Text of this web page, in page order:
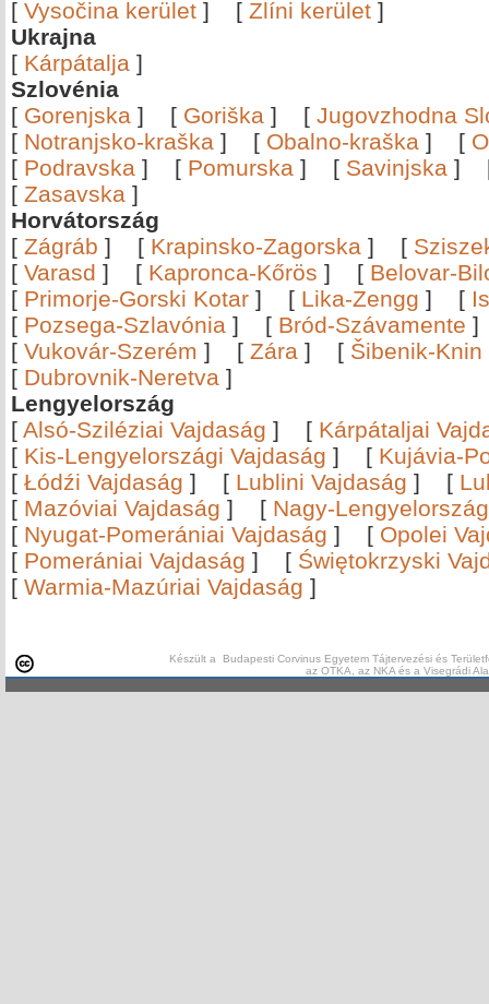
[ Vysočina kerület ] [ Zlíni kerület ]
Ukrajna
[ Kárpátalja ]
Szlovénia
[ Gorenjska ] [ Goriška ] [ Jugovzhodna
[ Notranjsko-kraška ] [ Obalno-kraška ] [
[ Podravska ] [ Pomurska ] [ Savinjska ]
[ Zasavska ]
Horvátország
[ Zágráb ] [ Krapinsko-Zagorska ] [
[ Varasd ] [ Kapronca-Kőrös ] [ Belovar-
[ Primorje-Gorski Kotar ] [ Lika-Zengg ] [
[ Pozsega-Szlavónia ] [ Bród-Szávamente
[ Vukovár-Szerém ] [ Zára ] [ Šibenik-Knin
[ Dubrovnik-Neretva ]
Lengyelország
[ Alsó-Sziléziai Vajdaság ] [ Kárpátaljai
[ Kis-Lengyelországi Vajdaság ] [ Kujávia-
[ Łódźi Vajdaság ] [ Lublini Vajdaság ] [
[ Mazóviai Vajdaság ] [ Nagy-
[ Nyugat-Pomerániai Vajdaság ] [ Opolei
[ Pomerániai Vajdaság ] [ Świętokrzyski
[ Warmia-Mazúriai Vajdaság ]
Készült a Budapesti Corvinus Egyetem Tájtervezési és
az OTKA, az NKA és a Visegrádi